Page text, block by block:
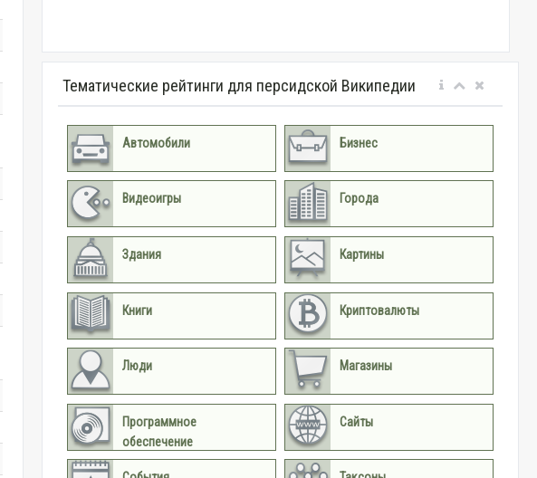
Тематические рейтинги для персидской Википедии
Автомобили Бизнес
Видеоигры Города
Здания Картины
Книги Криптовалюты
Люди Магазины
Программное
обеспечение
Сайты